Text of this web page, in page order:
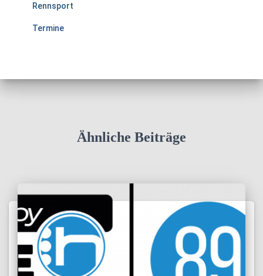
Rennsport
Termine
Ähnliche Beiträge